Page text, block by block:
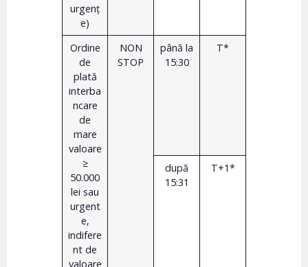
urgenţ
e)
Ordine
de
plată
interba
ncare
de
mare
valoare
≥
50.000
lei sau
urgent
e,
indifere
nt de
valoare
NON
STOP
până la
15:30
T*
după
15:31
T+1*